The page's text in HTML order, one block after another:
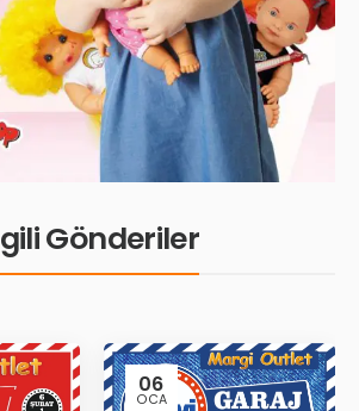
Gönderiler
06
OCA